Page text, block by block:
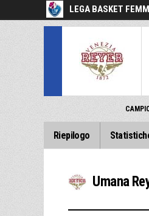
LEGA BASKET
Riepilogo
Umana